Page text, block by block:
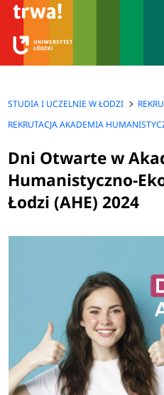
STUDIA I UCZELNIE W ŁODZI
REKRUTACJA AKADEMIA
Dni Otwarte w
Humanistyczno-
Łodzi (AHE) 2024